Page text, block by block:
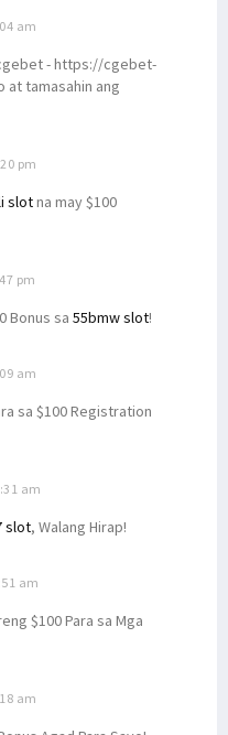
am
- https://cgebet-
at tamasahin ang
pm
slotna may $100
pm
Bonus sa 55bmw slot!
am
sa $100 Registration
am
slot, Walang Hirap!
am
$100 Para sa Mga
am